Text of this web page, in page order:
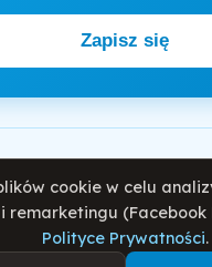
Zapisz się
Wiatrowski. Wszelkie
cookie w celu
remarketingu (Facebook
Polityce Prywatności.